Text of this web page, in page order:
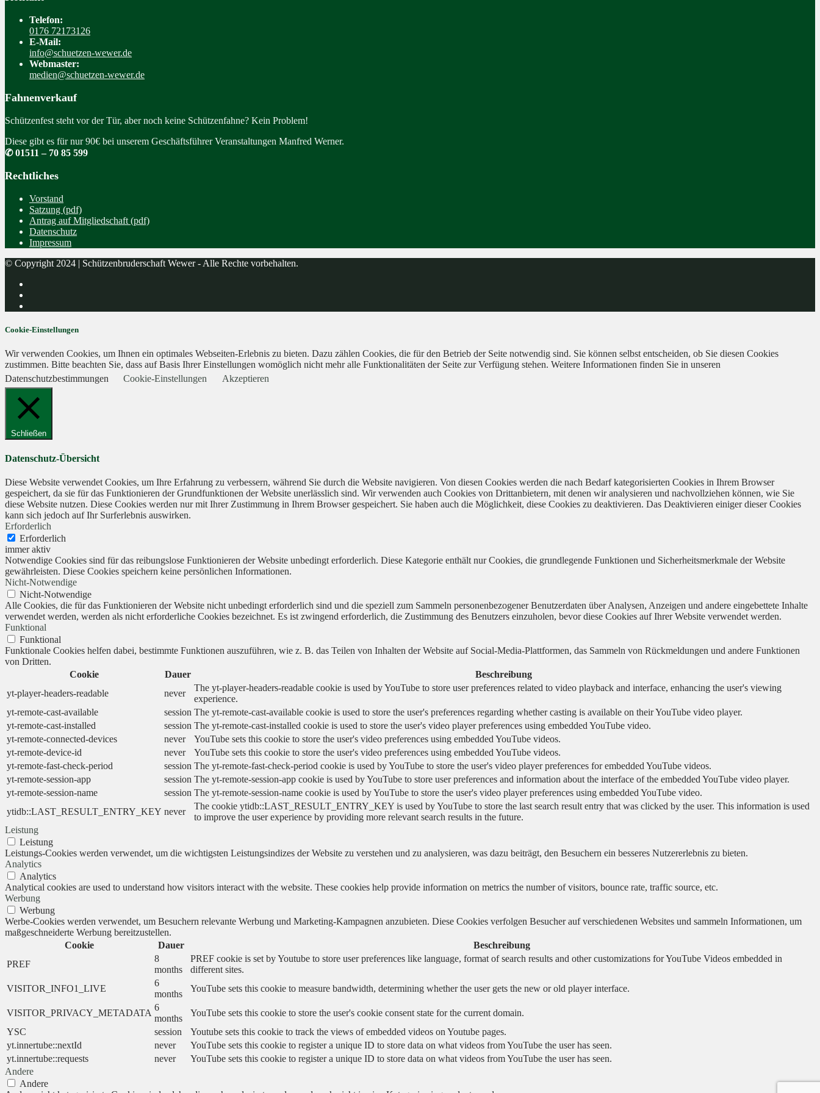
Telefon:
0176 72173126
E-Mail:
info@schuetzen-wewer.de
Webmaster:
medien@schuetzen-wewer.de
Fahnenverkauf
Schützenfest steht vor der Tür, aber noch keine Schützenfahne? Kein Problem!
Diese gibt es für nur 90€ bei unserem Geschäftsführer Veranstaltungen Manfred Werner.
✆ 01511 – 70 85 599
Rechtliches
Vorstand
Satzung (pdf)
Antrag auf Mitgliedschaft (pdf)
Datenschutz
Impressum
© Copyright 2024 | Schützenbruderschaft Wewer - Alle Rechte vorbehalten.
Cookie-Einstellungen
Wir verwenden Cookies, um Ihnen ein optimales Webseiten-Erlebnis zu bieten. Dazu zählen Cookies, die für den Betrieb der Seite notwendig sind. Sie können selbst entscheiden, ob Sie diesen Cookies
zustimmen. Bitte beachten Sie, dass auf Basis Ihrer Einstellungen womöglich nicht mehr alle Funktionalitäten der Seite zur Verfügung stehen. Weitere Informationen finden Sie in unseren
Datenschutzbestimmungen
Cookie-Einstellungen Akzeptieren
Schließen
Datenschutz-Übersicht
Diese Website verwendet Cookies, um Ihre Erfahrung zu verbessern, während Sie durch die Website navigieren. Von diesen Cookies werden die nach Bedarf kategorisierten Cookies in Ihrem Browser
gespeichert, da sie für das Funktionieren der Grundfunktionen der Website unerlässlich sind. Wir verwenden auch Cookies von Drittanbietern, mit denen wir analysieren und nachvollziehen können, wie Sie
diese Website nutzen. Diese Cookies werden nur mit Ihrer Zustimmung in Ihrem Browser gespeichert. Sie haben auch die Möglichkeit, diese Cookies zu deaktivieren. Das Deaktivieren einiger dieser Cookies
kann sich jedoch auf Ihr Surferlebnis auswirken.
Erforderlich
Erforderlich
immer aktiv
Notwendige Cookies sind für das reibungslose Funktionieren der Website unbedingt erforderlich. Diese Kategorie enthält nur Cookies, die grundlegende Funktionen und Sicherheitsmerkmale der Website
gewährleisten. Diese Cookies speichern keine persönlichen Informationen.
Nicht-Notwendige
Nicht-Notwendige
Alle Cookies, die für das Funktionieren der Website nicht unbedingt erforderlich sind und die speziell zum Sammeln personenbezogener Benutzerdaten über Analysen, Anzeigen und andere eingebettete Inhalte
verwendet werden, werden als nicht erforderliche Cookies bezeichnet. Es ist zwingend erforderlich, die Zustimmung des Benutzers einzuholen, bevor diese Cookies auf Ihrer Website verwendet werden.
Funktional
Funktional
Funktionale Cookies helfen dabei, bestimmte Funktionen auszuführen, wie z. B. das Teilen von Inhalten der Website auf Social-Media-Plattformen, das Sammeln von Rückmeldungen und andere Funktionen
von Dritten.
Cookie
Dauer
Beschreibung
yt-player-headers-readable
never
The yt-player-headers-readable cookie is used by YouTube to store user preferences related to video playback and interface, enhancing the user's viewing
experience.
yt-remote-cast-available
session The yt-remote-cast-available cookie is used to store the user's preferences regarding whether casting is available on their YouTube video player.
yt-remote-cast-installed
session The yt-remote-cast-installed cookie is used to store the user's video player preferences using embedded YouTube video.
yt-remote-connected-devices
never
YouTube sets this cookie to store the user's video preferences using embedded YouTube videos.
yt-remote-device-id
never
YouTube sets this cookie to store the user's video preferences using embedded YouTube videos.
yt-remote-fast-check-period
session The yt-remote-fast-check-period cookie is used by YouTube to store the user's video player preferences for embedded YouTube videos.
yt-remote-session-app
session The yt-remote-session-app cookie is used by YouTube to store user preferences and information about the interface of the embedded YouTube video player.
yt-remote-session-name
session The yt-remote-session-name cookie is used by YouTube to store the user's video player preferences using embedded YouTube video.
ytidb::LAST_RESULT_ENTRY_KEY never
The cookie ytidb::LAST_RESULT_ENTRY_KEY is used by YouTube to store the last search result entry that was clicked by the user. This information is used
to improve the user experience by providing more relevant search results in the future.
Leistung
Leistung
Leistungs-Cookies werden verwendet, um die wichtigsten Leistungsindizes der Website zu verstehen und zu analysieren, was dazu beiträgt, den Besuchern ein besseres Nutzererlebnis zu bieten.
Analytics
Analytics
Analytical cookies are used to understand how visitors interact with the website. These cookies help provide information on metrics the number of visitors, bounce rate, traffic source, etc.
Werbung
Werbung
Werbe-Cookies werden verwendet, um Besuchern relevante Werbung und Marketing-Kampagnen anzubieten. Diese Cookies verfolgen Besucher auf verschiedenen Websites und sammeln Informationen, um
maßgeschneiderte Werbung bereitzustellen.
Cookie
Dauer
Beschreibung
PREF
8
months
PREF cookie is set by Youtube to store user preferences like language, format of search results and other customizations for YouTube Videos embedded in
different sites.
VISITOR_INFO1_LIVE
6
months
YouTube sets this cookie to measure bandwidth, determining whether the user gets the new or old player interface.
VISITOR_PRIVACY_METADATA
6
months
YouTube sets this cookie to store the user's cookie consent state for the current domain.
YSC
session
Youtube sets this cookie to track the views of embedded videos on Youtube pages.
yt.innertube::nextId
never
YouTube sets this cookie to register a unique ID to store data on what videos from YouTube the user has seen.
yt.innertube::requests
never
YouTube sets this cookie to register a unique ID to store data on what videos from YouTube the user has seen.
Andere
Andere